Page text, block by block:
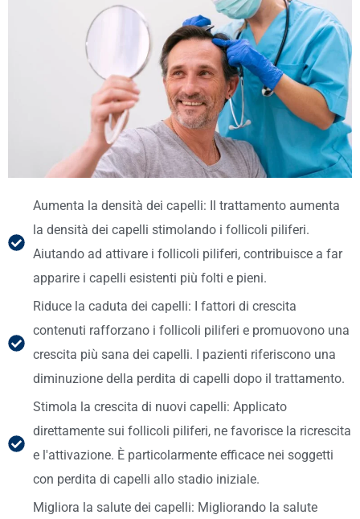
Aumenta la densità dei capelli: Il trattamento aumenta
la densità dei capelli stimolando i follicoli piliferi.
Aiutando ad attivare i follicoli piliferi, contribuisce a far
apparire i capelli esistenti più folti e pieni.
Riduce la caduta dei capelli: I fattori di crescita
contenuti rafforzano i follicoli piliferi e promuovono una
crescita più sana dei capelli. I pazienti riferiscono una
diminuzione della perdita di capelli dopo il trattamento.
Stimola la crescita di nuovi capelli: Applicato
direttamente sui follicoli piliferi, ne favorisce la ricrescita
e l'attivazione. È particolarmente efficace nei soggetti
con perdita di capelli allo stadio iniziale.
Migliora la salute dei capelli: Migliorando la salute